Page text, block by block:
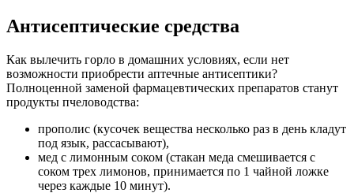
Антисептические средства
Как вылечить горло в домашних условиях, если нет
возможности приобрести аптечные антисептики?
Полноценной заменой фармацевтических препаратов станут
продукты пчеловодства:
прополис (кусочек вещества несколько раз в день кладут
под язык, рассасывают),
мед с лимонным соком (стакан меда смешивается с
соком трех лимонов, принимается по 1 чайной ложке
через каждые 10 минут).